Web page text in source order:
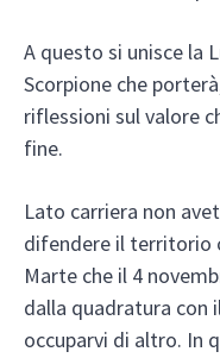
A questo si unisce la
Scorpione che
riflessioni sul valore
fine.
Lato carriera non
difendere il territorio
Marte che il 4
dalla quadratura con
occuparvi di altro. In